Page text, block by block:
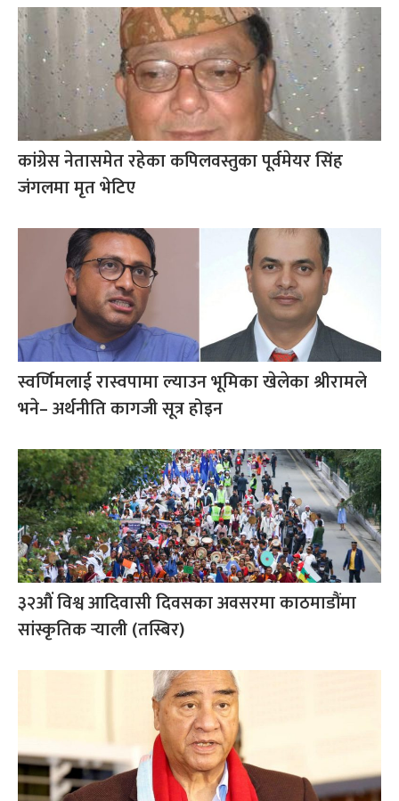
कांग्रेस नेतासमेत रहेका कपिलवस्तुका पूर्वमेयर सिंह
जंगलमा मृत भेटिए
स्वर्णिमलाई रास्वपामा ल्याउन भूमिका खेलेका श्रीरामले
भने– अर्थनीति कागजी सूत्र होइन
३२औं विश्व आदिवासी दिवसका अवसरमा काठमाडौंमा
सांस्कृतिक र्‍याली (तस्बिर)